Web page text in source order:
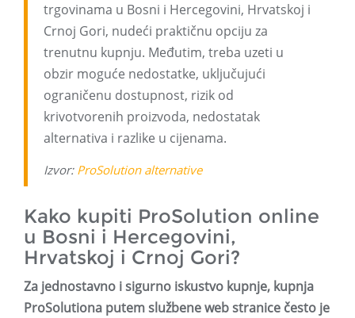
trgovinama u Bosni i Hercegovini, Hrvatskoj i
Crnoj Gori, nudeći praktičnu opciju za
trenutnu kupnju. Međutim, treba uzeti u
obzir moguće nedostatke, uključujući
ograničenu dostupnost, rizik od
krivotvorenih proizvoda, nedostatak
alternativa i razlike u cijenama.
Izvor: ProSolution alternative
Kako kupiti ProSolution online
u Bosni i Hercegovini,
Hrvatskoj i Crnoj Gori?
Za jednostavno i sigurno iskustvo kupnje, kupnja
ProSolutiona putem službene web stranice često je